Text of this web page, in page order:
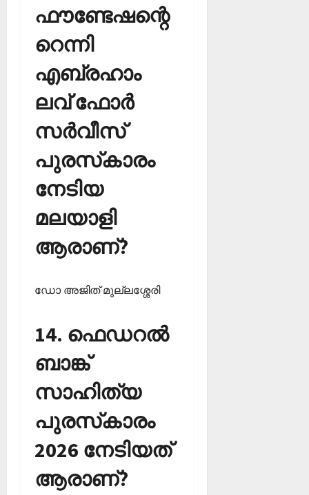
ഫൗണ്ടേഷന്റെ
റെന്നി
എബ്രഹാം
ലവ് ഫോര്‍
സര്‍വീസ്
പുരസ്‌കാരം
നേടിയ
മലയാളി
ആരാണ്?
ഡോ അജിത് മുല്ലശ്ശേരി
14. ഫെഡറല്‍
ബാങ്ക്
സാഹിത്യ
പുരസ്‌കാരം
2026 നേടിയത്
ആരാണ്?